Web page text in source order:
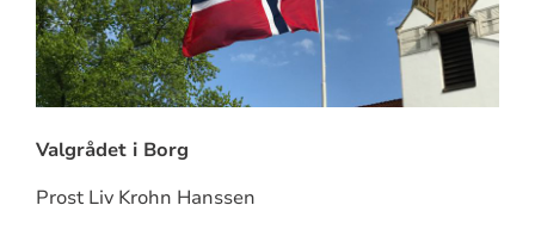
Valgrådet i Borg
Prost Liv Krohn Hanssen